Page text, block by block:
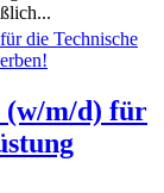
m/d) für